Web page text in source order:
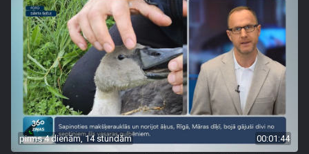
pirms 4 dienām, 14 stundām 00:01:44